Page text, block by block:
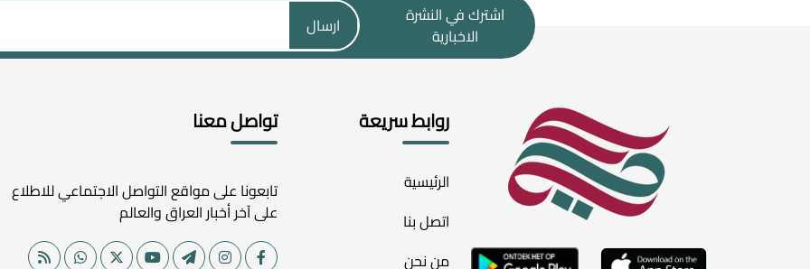
اشترك في النشرة
الاخبارية
ارسال
روابط سريعة
الرئيسية
اتصل بنا
من نحن
تواصل معنا
تابعونا على مواقع التواصل الاجتماعي للاطلاع
على آخر أخبار العراق والعالم